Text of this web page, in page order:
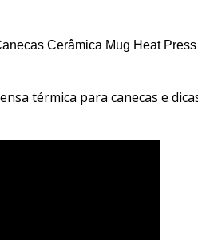
Cerâmica Mug Heat
térmica para canecas e